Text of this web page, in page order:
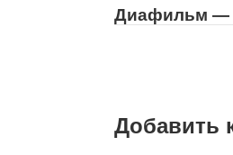
Диафильм —
Добавить